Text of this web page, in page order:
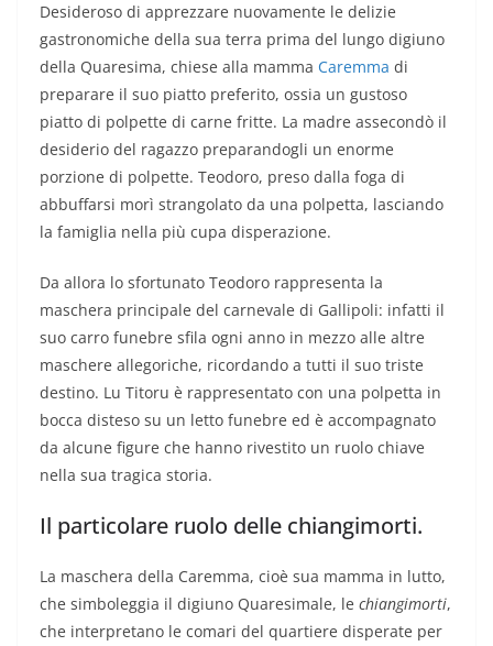
Desideroso di apprezzare nuovamente le delizie
gastronomiche della sua terra prima del lungo digiuno
della Quaresima, chiese alla mamma Caremma di
preparare il suo piatto preferito, ossia un gustoso
piatto di polpette di carne fritte. La madre assecondò il
desiderio del ragazzo preparandogli un enorme
porzione di polpette. Teodoro, preso dalla foga di
abbuffarsi morì strangolato da una polpetta, lasciando
la famiglia nella più cupa disperazione.
Da allora lo sfortunato Teodoro rappresenta la
maschera principale del carnevale di Gallipoli: infatti il
suo carro funebre sfila ogni anno in mezzo alle altre
maschere allegoriche, ricordando a tutti il suo triste
destino. Lu Titoru è rappresentato con una polpetta in
bocca disteso su un letto funebre ed è accompagnato
da alcune figure che hanno rivestito un ruolo chiave
nella sua tragica storia.
Il particolare ruolo delle chiangimorti.
La maschera della Caremma, cioè sua mamma in lutto,
che simboleggia il digiuno Quaresimale, le chiangimorti,
che interpretano le comari del quartiere disperate per